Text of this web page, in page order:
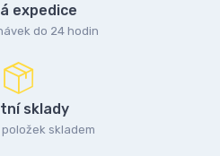
expedice
do 24 hodin
sklady
skladem